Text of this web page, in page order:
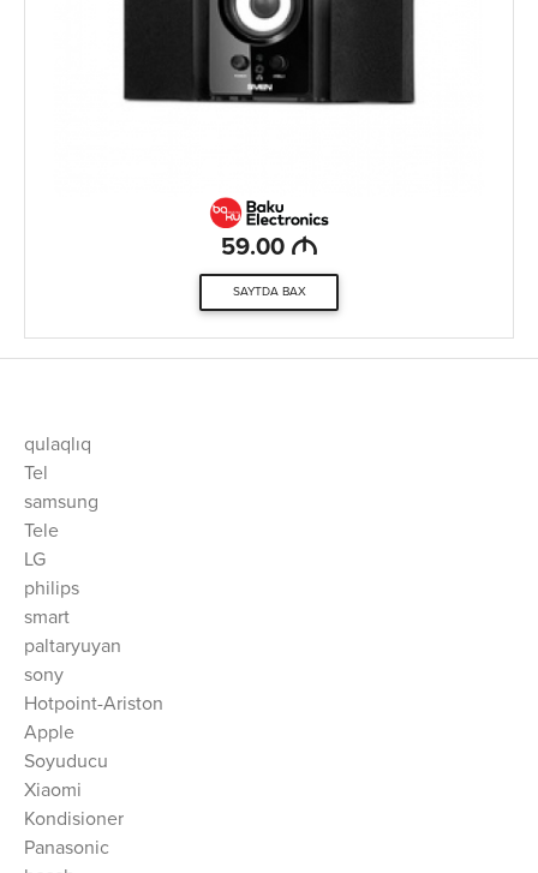
59.00 M
SAYTDA BAX
qulaqlıq
Tel
samsung
Tele
LG
philips
smart
paltaryuyan
sony
Hotpoint-Ariston
Apple
Soyuducu
Xiaomi
Kondisioner
Panasonic